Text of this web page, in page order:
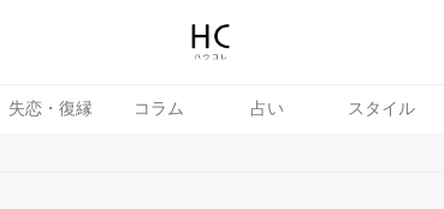
失恋・復縁 コラム 占い スタイル